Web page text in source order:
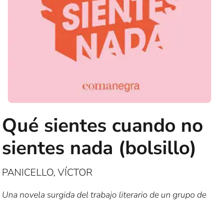
Qué sientes cuando no
sientes nada (bolsillo)
PANICELLO, VÍCTOR
Una novela surgida del trabajo literario de un grupo de